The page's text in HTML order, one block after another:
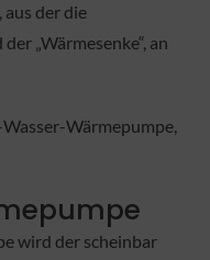
aus der die
„Wärmesenke“, an
Wärmepumpe,
wird der scheinbar